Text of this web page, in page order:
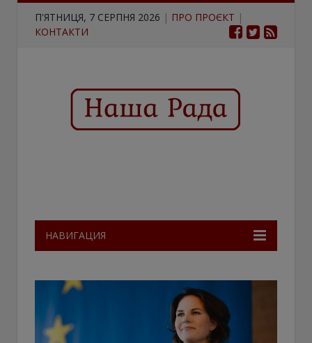
П'ЯТНИЦЯ, 7 СЕРПНЯ 2026 | ПРО ПРОЄКТ |
КОНТАКТИ
НАВИГАЦИЯ